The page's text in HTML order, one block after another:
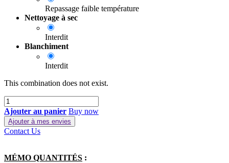
Repassage faible température
Nettoyage à sec
Interdit
Blanchiment
Interdit
This combination does not exist.
Ajouter au panier Buy now
Ajouter à mes envies
Contact Us
MÉMO QUANTITÉS :